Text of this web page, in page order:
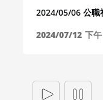
2024/05/06 公職
2024/07/12 下